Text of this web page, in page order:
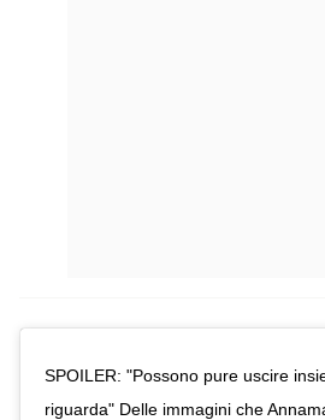
SPOILER: "Possono pure uscire
riguarda" Delle immagini che